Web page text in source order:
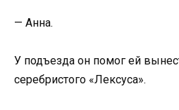
— Анна.
У подъезда он помог ей
серебристого «Лексуса».